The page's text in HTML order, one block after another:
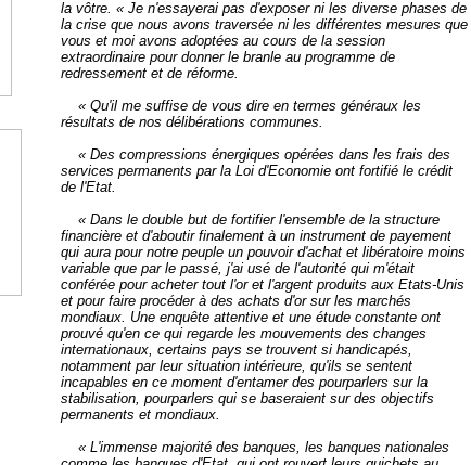
la vôtre. « Je n'essayerai pas d'exposer ni les diverse phases de
la crise que nous avons traversée ni les différentes mesures que
vous et moi avons adoptées au cours de la session
extraordinaire pour donner le branle au programme de
redressement et de réforme.
« Qu'il me suffise de vous dire en termes généraux les
résultats de nos délibérations communes.
« Des compressions énergiques opérées dans les frais des
services permanents par la Loi d'Economie ont fortifié le crédit
de l'Etat.
« Dans le double but de fortifier l'ensemble de la structure
financière et d'aboutir finalement à un instrument de payement
qui aura pour notre peuple un pouvoir d'achat et libératoire moins
variable que par le passé, j'ai usé de l'autorité qui m'était
conférée pour acheter tout l'or et l'argent produits aux Etats-Unis
et pour faire procéder à des achats d'or sur les marchés
mondiaux. Une enquête attentive et une étude constante ont
prouvé qu'en ce qui regarde les mouvements des changes
internationaux, certains pays se trouvent si handicapés,
notamment par leur situation intérieure, qu'ils se sentent
incapables en ce moment d'entamer des pourparlers sur la
stabilisation, pourparlers qui se baseraient sur des objectifs
permanents et mondiaux.
« L'immense majorité des banques, les banques nationales